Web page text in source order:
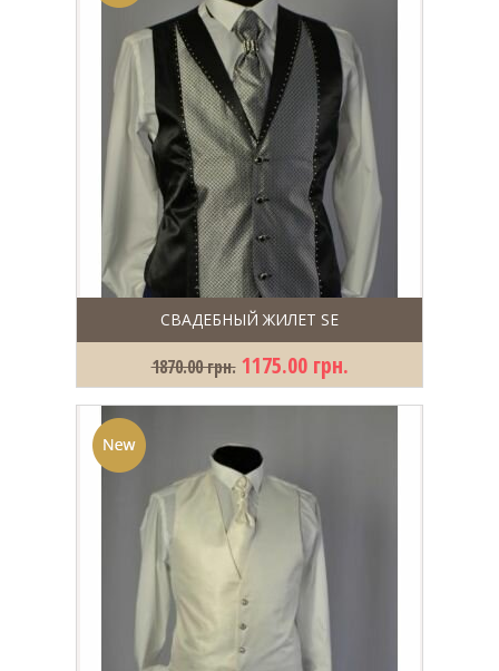
СВАДЕБНЫЙ ЖИЛЕТ SE
1870.00 грн. 1175.00 грн.